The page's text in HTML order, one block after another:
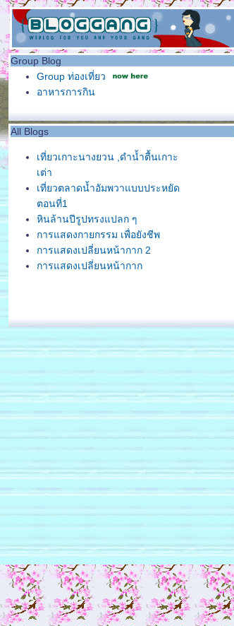
Group Blog
Group ท่องเที่ยว
อาหารการกิน
All Blogs
เที่ยวเกาะนางยวน ,ดำน้ำตื้นเกาะ
เต่า
เที่ยวตลาดน้ำอัมพวาแบบประหยัด
ตอนที่1
หินล้านปีรูปทรงแปลก ๆ
การแสดงกายกรรม เพื่อยังชีพ
การแสดงเปลี่ยนหน้ากาก 2
การแสดงเปลี่ยนหน้ากาก